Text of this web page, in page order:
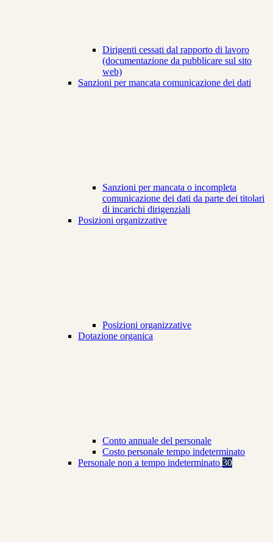
Dirigenti cessati dal rapporto di lavoro
(documentazione da pubblicare sul sito
web)
Sanzioni per mancata comunicazione dei dati
Sanzioni per mancata o incompleta
comunicazione dei dati da parte dei titolari
di incarichi dirigenziali
Posizioni organizzative
Posizioni organizzative
Dotazione organica
Conto annuale del personale
Costo personale tempo indeterminato
Personale non a tempo indeterminato 30